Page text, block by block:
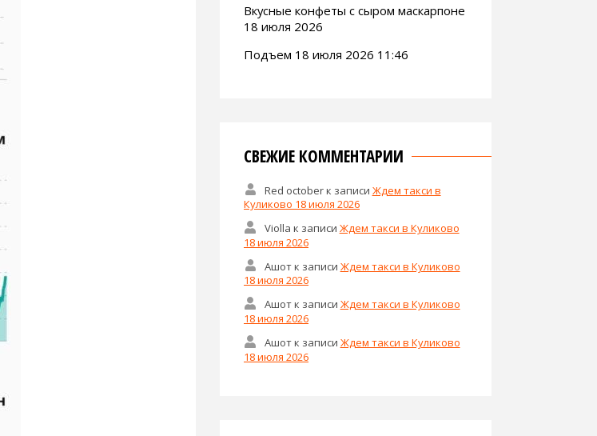
Вкусные конфеты с сыром маскарпоне
18 июля 2026
Подъем 18 июля 2026 11:46
СВЕЖИЕ КОММЕНТАРИИ
Red octoberк записи Ждем такси в
Куликово 18 июля 2026
Violla к записи Ждем такси в Куликово
18 июля 2026
Ашотк записи Ждем такси в Куликово
18 июля 2026
Ашотк записи Ждем такси в Куликово
18 июля 2026
Ашотк записи Ждем такси в Куликово
18 июля 2026